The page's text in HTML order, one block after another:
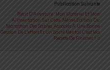
Publication Suivante
Récit D'Aventure : Mon Matériel Et Mon
Alimentation Sur Cette 34ème Édition Du
Marathon Des Sables, Associés À Une Bonne
Gestion De L'effort Et Un Sacré Mental, C'est Ma
Recette De Finisher !